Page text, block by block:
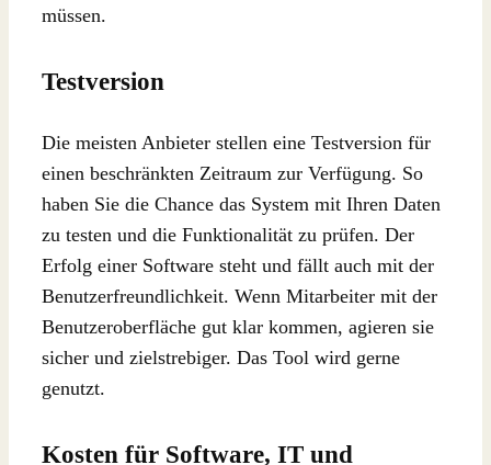
müssen.
Testversion
Die meisten Anbieter stellen eine Testversion für
einen beschränkten Zeitraum zur Verfügung. So
haben Sie die Chance das System mit Ihren Daten
zu testen und die Funktionalität zu prüfen. Der
Erfolg einer Software steht und fällt auch mit der
Benutzerfreundlichkeit. Wenn Mitarbeiter mit der
Benutzeroberfläche gut klar kommen, agieren sie
sicher und zielstrebiger. Das Tool wird gerne
genutzt.
Kosten für Software, IT und